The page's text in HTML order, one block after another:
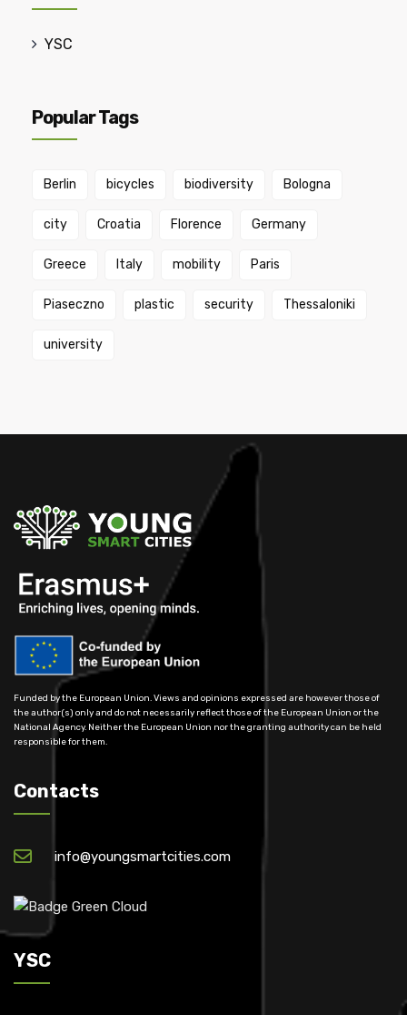
YSC
Popular Tags
Berlin bicycles biodiversity Bologna
city Croatia Florence Germany
Greece Italy mobility Paris
Piaseczno plastic security Thessaloniki
university
Funded by the European Union. Views and opinions expressed are however those of
the author(s) only and do not necessarily reflect those of the European Union or the
National Agency. Neither the European Union nor the granting authority can be held
responsible for them.
Contacts
info@youngsmartcities.com
YSC